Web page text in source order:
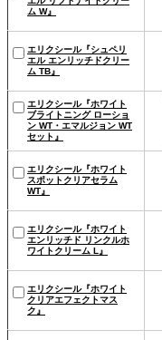
ム W』
エリクシール『シュペリ
エル エンリッチドクリー
ム TB』
エリクシール『ホワイト
ブライトニング ローショ
ン WT・エマルジョン WT
セット』
エリクシール『ホワイト
スポットクリアセラム
WT』
エリクシール『ホワイト
エンリッチド リンクルホ
ワイトクリーム L』
エリクシール『ホワイト
クリアエフェクトマス
ク』